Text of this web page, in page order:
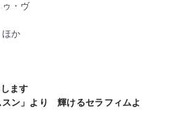
ゥ・ヴ
か
ます
スン」より 輝けるセラフィムよ